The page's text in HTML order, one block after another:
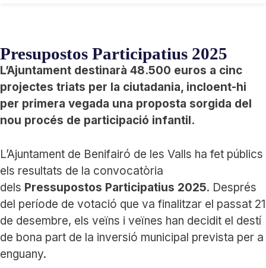
Presupostos Participatius 2025
L’Ajuntament destinarà 48.500 euros a cinc
projectes triats per la ciutadania, incloent-hi
per primera vegada una proposta sorgida del
nou procés de participació infantil.
L’Ajuntament de Benifairó de les Valls ha fet públics
els resultats de la convocatòria
dels Pressupostos Participatius 2025. Després
del període de votació que va finalitzar el passat 21
de desembre, els veïns i veïnes han decidit el destí
de bona part de la inversió municipal prevista per a
enguany.